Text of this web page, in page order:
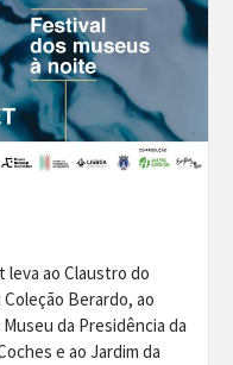
leva ao Claustro do
Berardo, ao
da Presidência da
e ao Jardim da